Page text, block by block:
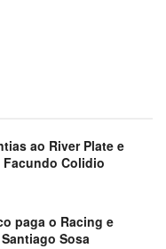
ao River Plate e
Colidio
paga o Racing e
Sosa